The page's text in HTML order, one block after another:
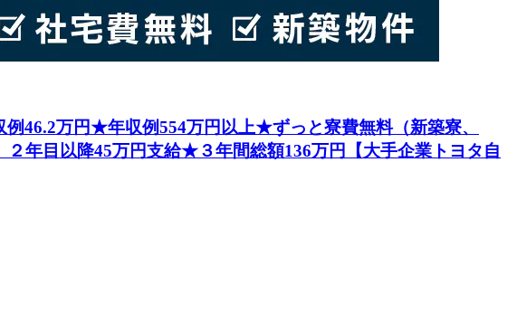
46.2万円★年収例554万円以上★ずっと寮費無料（新築寮、
年目以降45万円支給★３年間総額136万円【大手企業トヨタ自